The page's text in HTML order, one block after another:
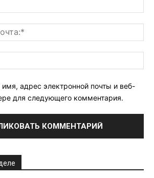
адрес электронной почты и веб-
для следующего комментария.